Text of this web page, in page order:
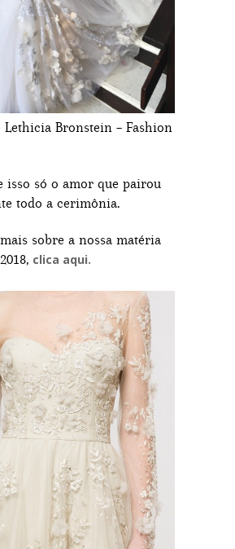
Lethicia Bronstein – Fashion
isso só o amor que pairou
todo a cerimônia.
sobre a nossa matéria
clica aqui.